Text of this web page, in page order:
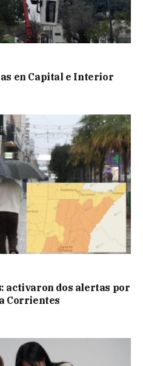
en Capital e Interior
activaron dos alertas por
Corrientes